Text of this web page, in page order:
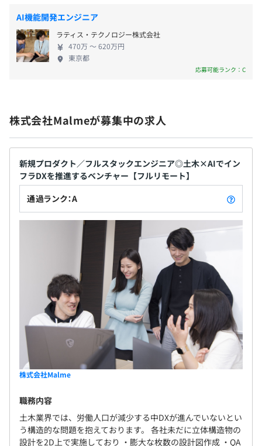
デイリースクラムを毎朝、スプリントを（週1）、チーム
定例、全体定例（週1）を30分程度実施しています。
25年の夏にβ版のリリースをおこなったため、顧客から回
収した課題の解決やアップデートを細かくコミュニケーシ
【開発環境】
・フロントエンド：React（TypeScript）／Next.Js
・クラウド：AWS／Azure／Cloudflare／GitHub Pages
・プロジェクト管理：GitHub
・コミュニケーションツール：Slack／miro／figma
半年ごとに上長と振り返りを実施しています。
エンジニアの評価はエンジニアによりおこなわれます。
全社80名
昇給年1回
保険）
無期雇用
6カ月（待遇の変更はありません）
当社のカルチャーでは、ひとりひとりに大きな裁量
と責任が与えられ、多様なチャレンジを通じて自ら
成長することが強く求められます。プロダクト開発や
BIMCIM3D開発といった公共事業を担う技術集団とし
ナルとして育てています。 ■多様な「集合天才」に
よる圧倒的な成果 既存の概念や世論に囚われず、型
破りな挑戦をする「尖りモノ」を歓迎する文化があ
ります。「集合天才」という考え方を掲げ、チームで
圧倒的な成果を出すことを目指しています。異なる文
化や価値観を認め合うオープンネスな姿勢を重視
し、互いの強みを生かすことで、円滑なコミュニケ
ーションを通じた相互理解とシナジーを生み出して
構成 メンバーは、建設コンサルタント、スーパーゼ
ネコン、構造設計企業、Sier、ベンチャーなど、各分
野のリーダー経験者が集結しています。具体的にはパ
シフィックコンサルタンツ、八千代エンジニヤリン
グ、清水建設、大成建設、NTTシステム開発、リク
ルート、Amazon Japan、ビズリーチといった多岐
にわたるトップ企業出身者が在籍しており、高い専
門性と経験を結集させています。
AI機能開発エンジニア
ラティス・テクノロジー株式会社
470万 〜 620万円
東京都
応募可能ランク：C
株式会社Malmeが募集中の求人
新規プロダクト／フルスタックエンジニア◎土木×AIでイン
フラDXを推進するベンチャー【フルリモート】
通過ランク：A
株式会社Malme
職務内容
土木業界では、労働人口が減少する中DXが進んでいないとい
う構造的な問題を抱えております。 各社未だに立体構造物の
設計を2D上で実施しており ・膨大な枚数の設計図作成 ・QA